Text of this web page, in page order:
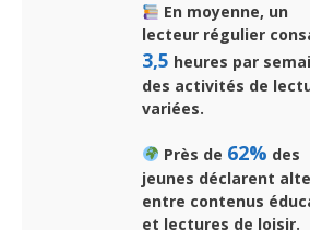
En moyenne, un
lecteur régulier
3,5 heures par
des activités de
variées.
Près de 62% des
jeunes déclarent
entre contenus
et lectures de loisir.